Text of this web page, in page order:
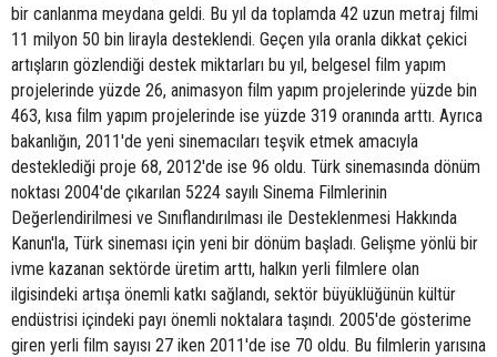
bir canlanma meydana geldi. Bu yıl da toplamda 42 uzun metraj filmi
11 milyon 50 bin lirayla desteklendi. Geçen yıla oranla dikkat çekici
artışların gözlendiği destek miktarları bu yıl, belgesel film yapım
projelerinde yüzde 26, animasyon film yapım projelerinde yüzde bin
463, kısa film yapım projelerinde ise yüzde 319 oranında arttı. Ayrıca
bakanlığın, 2011'de yeni sinemacıları teşvik etmek amacıyla
desteklediği proje 68, 2012'de ise 96 oldu. Türk sinemasında dönüm
noktası 2004'de çıkarılan 5224 sayılı Sinema Filmlerinin
Değerlendirilmesi ve Sınıflandırılması ile Desteklenmesi Hakkında
Kanun'la, Türk sineması için yeni bir dönüm başladı. Gelişme yönlü bir
ivme kazanan sektörde üretim arttı, halkın yerli filmlere olan
ilgisindeki artışa önemli katkı sağlandı, sektör büyüklüğünün kültür
endüstrisi içindeki payı önemli noktalara taşındı. 2005'de gösterime
giren yerli film sayısı 27 iken 2011'de ise 70 oldu. Bu filmlerin yarısına